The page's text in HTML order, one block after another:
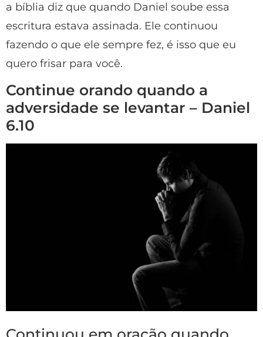
a bíblia diz que quando Daniel soube essa
escritura estava assinada. Ele continuou
fazendo o que ele sempre fez, é isso que eu
quero frisar para você.
Continue orando quando a
adversidade se levantar – Daniel
6.10